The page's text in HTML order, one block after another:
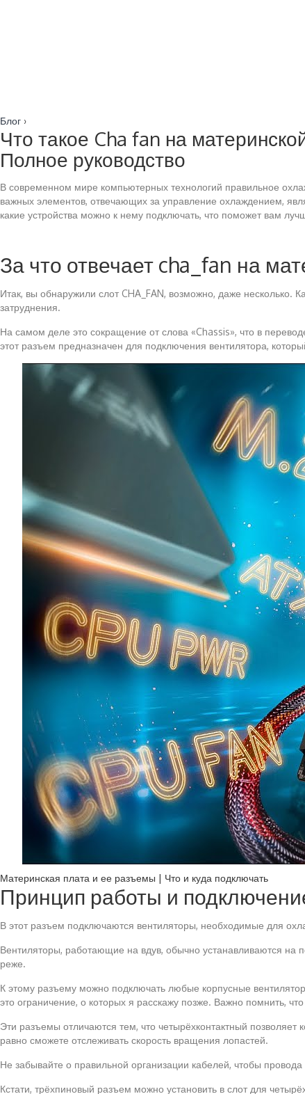
Блог ›
Что такое Cha fan на
Полное руководство
В современном мире компьютерных технологий правильное
важных элементов, отвечающих за управление охлаждением,
какие устройства можно к нему подключать, что поможет вам
За что отвечает cha_fan на
Итак, вы обнаружили слот CHA_FAN, возможно, даже несколько.
затруднения.
На самом деле это сокращение от слова «Chassis», что в
этот разъем предназначен для подключения вентилятора,
Материнская плата и ее разъемы | Что и куда подключать
Принцип работы и
В этот разъем подключаются вентиляторы, необходимые для
Вентиляторы, работающие на вдув, обычно устанавливаются на
реже.
К этому разъему можно подключать любые корпусные
это ограничение, о которых я расскажу позже. Важно помнить,
Эти разъемы отличаются тем, что четырёхконтактный позволяет
равно сможете отслеживать скорость вращения лопастей.
Не забывайте о правильной организации кабелей, чтобы
Кстати, трёхпиновый разъем можно установить в слот для